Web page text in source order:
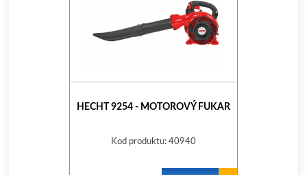
HECHT 9254 - MOTOROVÝ FUKAR
Kod produktu: 40940